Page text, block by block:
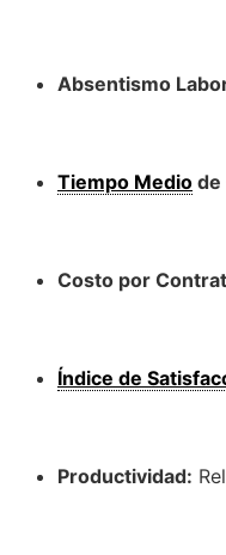
Absentismo
Tiempo Medio de
Costo por
Índice de
Productividad: